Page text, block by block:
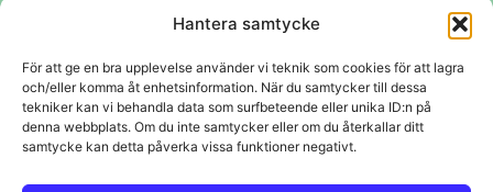
Hantera samtycke
För att ge en bra upplevelse använder vi teknik som cookies för att lagra
och/eller komma åt enhetsinformation. När du samtycker till dessa
tekniker kan vi behandla data som surfbeteende eller unika ID:n på
denna webbplats. Om du inte samtycker eller om du återkallar ditt
samtycke kan detta påverka vissa funktioner negativt.
Följ oss
f ◎